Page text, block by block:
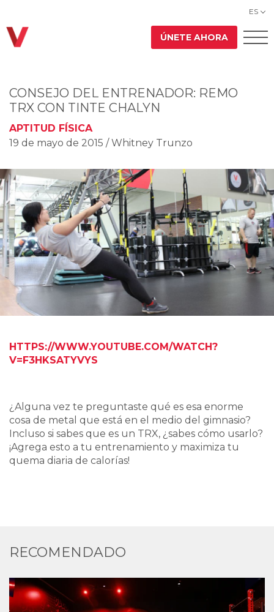
ES
ÚNETE AHORA
CONSEJO DEL ENTRENADOR: REMO
TRX CON TINTE CHALYN
APTITUD FÍSICA
19 de mayo de 2015 / Whitney Trunzo
HTTPS://WWW.YOUTUBE.COM/WATCH?
V=F3HKSATYVYS
¿Alguna vez te preguntaste qué es esa enorme
cosa de metal que está en el medio del gimnasio?
Incluso si sabes que es un TRX, ¿sabes cómo usarlo?
¡Agrega esto a tu entrenamiento y maximiza tu
quema diaria de calorías!
RECOMENDADO